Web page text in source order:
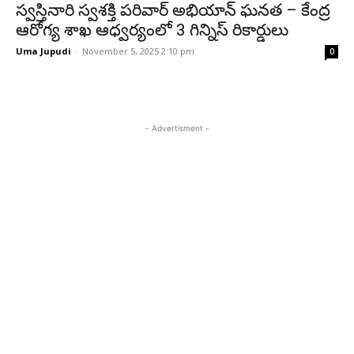
స్వస్తినారి స్వశక్తి పరివార్ అభియాన్ ఘనత – కేంద్ర
ఆరోగ్య శాఖ ఆధ్వర్యంలో 3 గిన్నిస్ రికార్డులు
Uma Jupudi - November 5, 2025 2:10 pm 0
- Advertisment -